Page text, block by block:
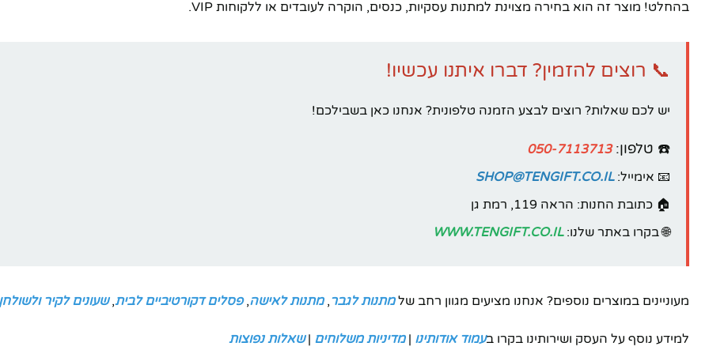
בהחלט! מוצר זה הוא בחירה מצוינת למתנות עסקיות, כנסים, הוקרה לעובדים או ללקוחות VIP.
📞 רוצים להזמין? דברו איתנו עכשיו!
יש לכם שאלות? רוצים לבצע הזמנה טלפונית? אנחנו כאן בשבילכם!
☎️ טלפון:050-7113713
📧 אימייל:SHOP@TENGIFT.CO.IL
🏠 כתובת החנות: הראה 119, רמת גן
🌐 בקרו באתר שלנו:WWW.TENGIFT.CO.IL
מעוניינים במוצרים נוספים? אנחנו מציעים מגוון רחב שלמתנות לגבר,מתנות לאישה,פסלים דקורטיביים לבית,שעונים לקיר ולשולחן
למידע נוסף על העסק ושירותינו בקרו בעמוד אודותינו |מדיניות משלוחים |שאלות נפוצות